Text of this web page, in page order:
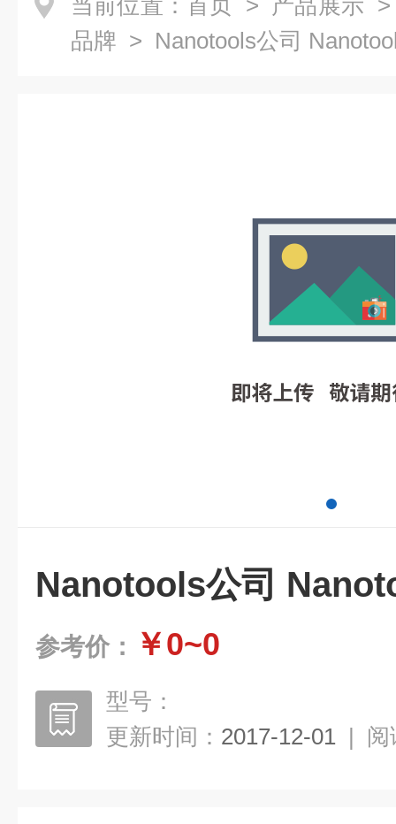
当前位置： 首页 > 产品展示
品牌 > Nanotools公司
Nanotools公司
参考价： ￥0~0
型号：
更新时间： 2017-12-01 | 阅